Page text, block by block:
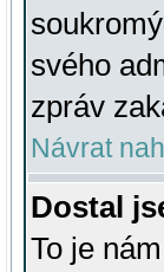
svého
zpráv
Návrat
Dostal
To je